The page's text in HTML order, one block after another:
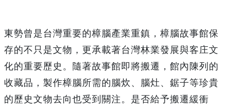
東勢曾是台灣重要的樟腦產業重鎮，樟腦故事館保
存的不只是文物，更承載著台灣林業發展與客庄文
化的重要歷史。隨著故事館即將搬遷，館內陳列的
收藏品，製作樟腦所需的腦炊、腦灶、鋸子等珍貴
的歷史文物去向也受到關注。是否給予搬遷緩衝